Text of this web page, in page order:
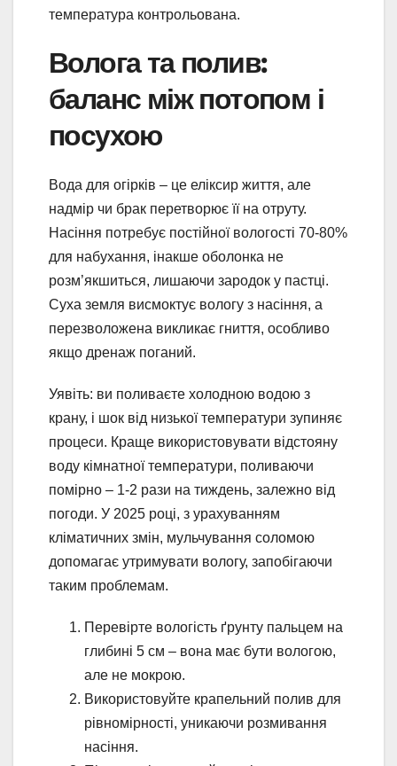
температура контрольована.
Волога та полив:
баланс між потопом і
посухою
Вода для огірків – це еліксир життя, але
надмір чи брак перетворює її на отруту.
Насіння потребує постійної вологості 70-80%
для набухання, інакше оболонка не
розм’якшиться, лишаючи зародок у пастці.
Суха земля висмоктує вологу з насіння, а
перезволожена викликає гниття, особливо
якщо дренаж поганий.
Уявіть: ви поливаєте холодною водою з
крану, і шок від низької температури зупиняє
процеси. Краще використовувати відстояну
воду кімнатної температури, поливаючи
помірно – 1-2 рази на тиждень, залежно від
погоди. У 2025 році, з урахуванням
кліматичних змін, мульчування соломою
допомагає утримувати вологу, запобігаючи
таким проблемам.
Перевірте вологість ґрунту пальцем на
глибині 5 см – вона має бути вологою,
але не мокрою.
Використовуйте крапельний полив для
рівномірності, уникаючи розмивання
насіння.